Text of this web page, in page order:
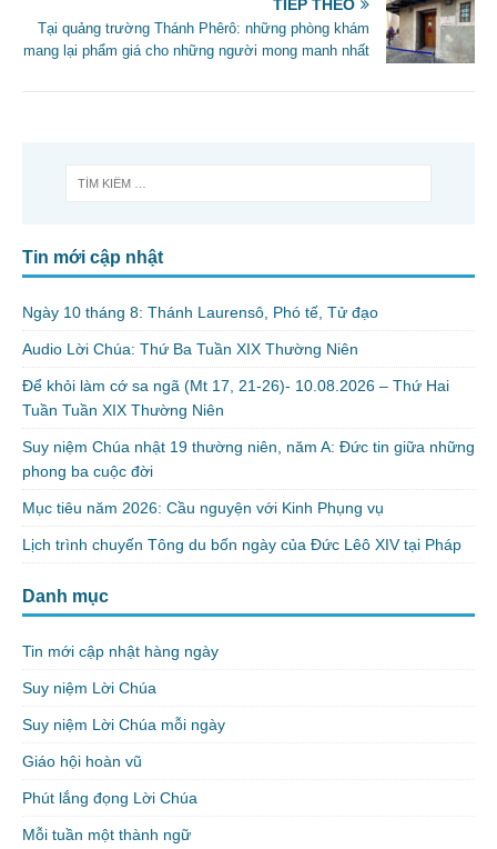
k
TIẾP THEO
Tại quảng trường Thánh Phêrô: những phòng khám
mang lại phẩm giá cho những người mong manh nhất
Tin mới cập nhật
Ngày 10 tháng 8: Thánh Laurensô, Phó tế, Tử đạo
Audio Lời Chúa: Thứ Ba Tuần XIX Thường Niên
Để khỏi làm cớ sa ngã (Mt 17, 21-26)- 10.08.2026 – Thứ Hai
Tuần Tuần XIX Thường Niên
Suy niệm Chúa nhật 19 thường niên, năm A: Đức tin giữa những
phong ba cuộc đời
Mục tiêu năm 2026: Cầu nguyện với Kinh Phụng vụ
Lịch trình chuyến Tông du bốn ngày của Đức Lêô XIV tại Pháp
Danh mục
Tin mới cập nhật hàng ngày
Suy niệm Lời Chúa
Suy niệm Lời Chúa mỗi ngày
Giáo hội hoàn vũ
Phút lắng đọng Lời Chúa
Mỗi tuần một thành ngữ